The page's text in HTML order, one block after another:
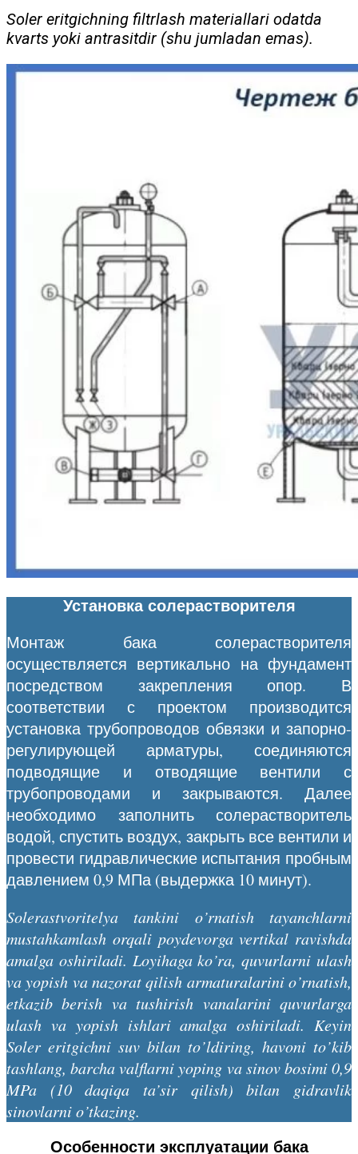
Soler eritgichning filtrlash materiallari odatda
kvarts yoki antrasitdir (shu jumladan emas).
Установка солерастворителя
Монтаж бака солерастворителя
осуществляется вертикально на фундамент
посредством закрепления опор. В
соответствии с проектом производится
установка трубопроводов обвязки и запорно-
регулирующей арматуры, соединяются
подводящие и отводящие вентили с
трубопроводами и закрываются. Далее
необходимо заполнить солерастворитель
водой, спустить воздух, закрыть все вентили и
провести гидравлические испытания пробным
давлением 0,9 МПа (выдержка 10 минут).
Solerastvoritelya tankini o’rnatish tayanchlarni
mustahkamlash orqali poydevorga vertikal ravishda
amalga oshiriladi. Loyihaga ko’ra, quvurlarni ulash
va yopish va nazorat qilish armaturalarini o’rnatish,
etkazib berish va tushirish vanalarini quvurlarga
ulash va yopish ishlari amalga oshiriladi. Keyin
Soler eritgichni suv bilan to’ldiring, havoni to’kib
tashlang, barcha valflarni yoping va sinov bosimi 0,9
MPa (10 daqiqa ta’sir qilish) bilan gidravlik
sinovlarni o’tkazing.
Особенности эксплуатации бака